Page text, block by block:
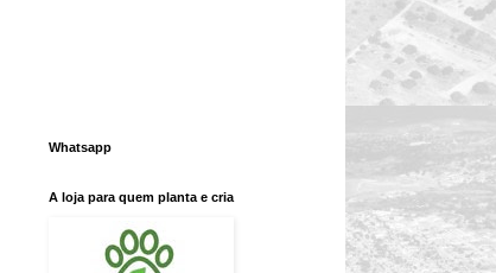
Whatsapp
A loja para quem planta e cria